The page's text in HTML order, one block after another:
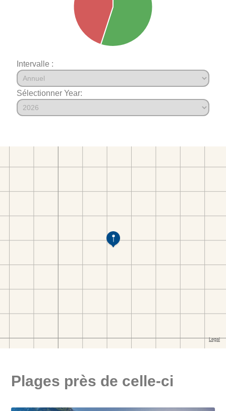
Intervalle :
Sélectionner Year:
Plages près de celle-ci